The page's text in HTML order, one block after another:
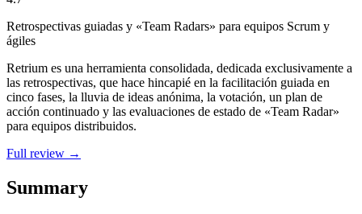
Retrospectivas guiadas y «Team Radars» para equipos Scrum y
ágiles
Retrium es una herramienta consolidada, dedicada exclusivamente a
las retrospectivas, que hace hincapié en la facilitación guiada en
cinco fases, la lluvia de ideas anónima, la votación, un plan de
acción continuado y las evaluaciones de estado de «Team Radar»
para equipos distribuidos.
Full review →
Summary